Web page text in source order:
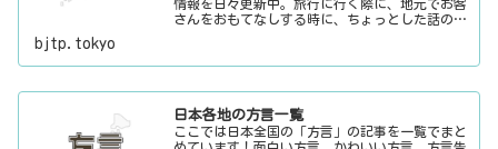
情報を日々更新中。旅行に行く際に、地元でお客
さんをおもてなしする時に、ちょっとした話のネ
bjtp.tokyo
日本各地の方言一覧
ここでは日本全国の「方言」の記事を一覧でまと